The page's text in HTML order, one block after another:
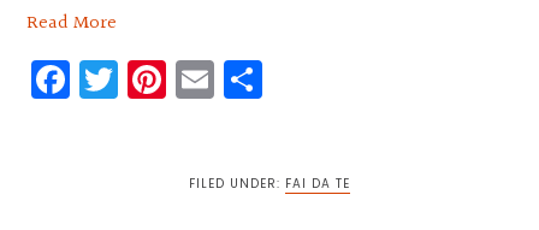
Read More
Facebook
Twitter
Pinterest
Email
FILED UNDER: FAI DA TE